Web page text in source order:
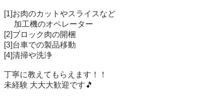
[1]お肉のカットやスライスなど
加工機のオペレーター
[2]ブロック肉の開梱
[3]台車での製品移動
[4]清掃や洗浄
丁寧に教えてもらえます！！
未経験 大大大歓迎です🎵